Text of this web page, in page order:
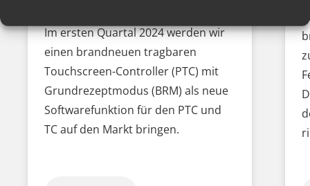
Im ersten Quartal 2024 werden wir
einen brandneuen tragbaren
Touchscreen-Controller (PTC) mit
Grundrezeptmodus (BRM) als neue
Softwarefunktion für den PTC und
TC auf den Markt bringen.